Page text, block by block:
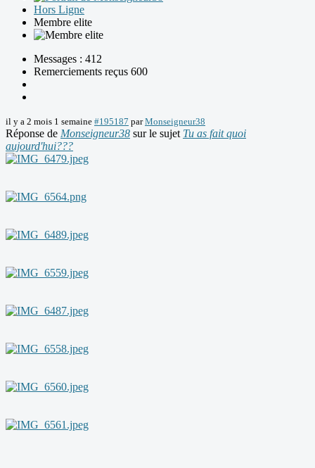
Hors Ligne
Membre elite
Messages : 412
Remerciements reçus 600
il y a 2 mois 1 semaine #195187 parMonseigneur38
Réponse de Monseigneur38 sur le sujet Tu as fait quoi
aujourd'hui???